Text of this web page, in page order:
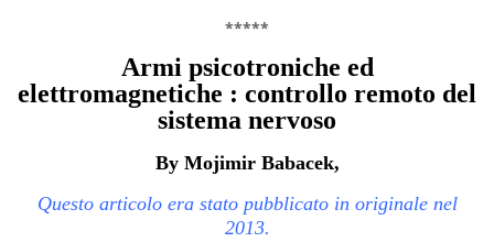
*****
Armi psicotroniche ed
elettromagnetiche : controllo remoto del
sistema nervoso
By Mojimir Babacek,
Questo articolo era stato pubblicato in originale nel
2013.